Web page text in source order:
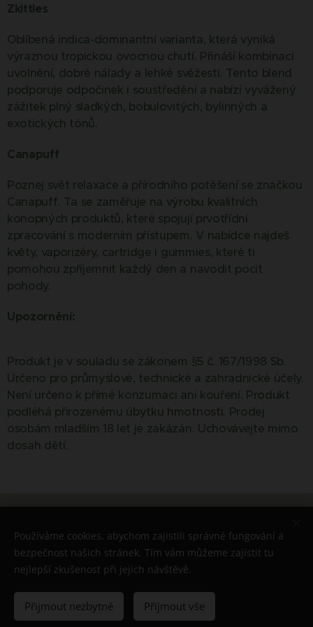
Do košíku
Zkittles
Oblíbená indica-dominantní varianta, která vyniká
výraznou tropickou ovocnou chutí. Přináší kombinaci
uvolnění, dobré nálady a lehké svěžesti. Tento blend
podporuje odpočinek i soustředění a nabízí vyvážený
zážitek plný sladkých, bobulovitých, bylinných a
exotických tónů.
Canapuff
Poznej svět relaxace a přírodního potěšení se značkou
Canapuff. Ta se zaměřuje na výrobu kvalitních
konopných produktů, které spojují prvotřídní
zpracování s moderním přístupem. V nabídce najdeš
květy, vaporizéry, cartridge i gummies, které ti
pomohou zpříjemnit každý den a navodit pocit
pohody.
Upozornění:
Produkt je v souladu se zákonem §5 č. 167/1998 Sb.
Určeno pro průmyslové, technické a zahradnické účely.
Není určeno k přímé konzumaci ani kouření. Produkt
podléhá přirozenému úbytku hmotnosti. Prodej
osobám mladším 18 let je zakázán. Uchovávejte mimo
dosah dětí.
Cookies
Používáme cookies, abychom zajistili správné fungování a
bezpečnost našich stránek. Tím vám můžeme zajistit tu
nejlepší zkušenost při jejich návštěvě.
Přijmout nezbytné Přijmout vše